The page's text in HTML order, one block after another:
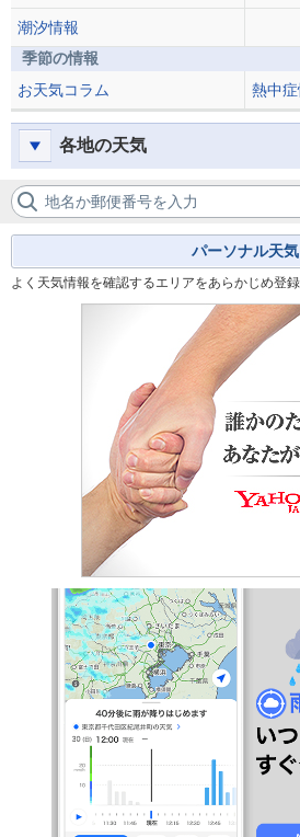
潮汐情報
季節の情報
お天気コラム
熱中
各地の天気
地名か郵便番号を入力
パーソナル天気
よく天気情報を確認するエリアをあらかじめ登録